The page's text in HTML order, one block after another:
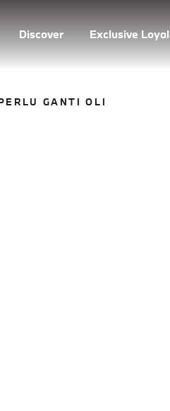
Discover Exclusive
GANTI OLI